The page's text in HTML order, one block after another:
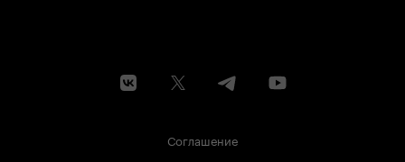
Соглашение